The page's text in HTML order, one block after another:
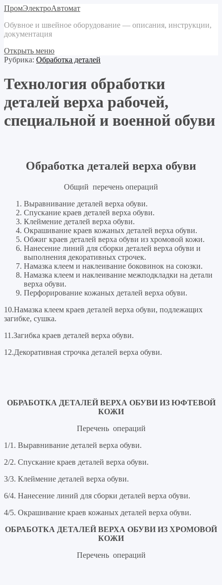
ПромЭлектроАвтомат
Обувное и швейное оборудование — описания, инструкции,
документация
Открыть меню
Рубрика: Обработка деталей
Технология обработки
деталей верха рабочей,
специальной и военной обуви
Обработка деталей верха обуви
Общий перечень операций
Выравнивание деталей верха обуви.
Спускание краев деталей верха обуви.
Клеймение деталей верха обуви.
Окрашивание краев кожаных деталей верха обуви.
Обжиг краев деталей верха обуви из хромовой кожи.
Нанесение линий для сборки деталей верха обуви и
выполнения декоративных строчек.
Намазка клеем и наклеивание боковинок на союзки.
Намазка клеем и наклеивание межподкладки на детали
верха обуви.
Перфорирование кожаных деталей верха обуви.
10.Намазка клеем краев деталей верха обуви, подлежащих
загибке, сушка.
11.Загибка краев деталей верха обуви.
12.Декоративная строчка деталей верха обуви.
ОБРАБОТКА ДЕТАЛЕЙ ВЕРХА ОБУВИ ИЗ ЮФТЕВОЙ
КОЖИ
Перечень операций
1/1. Выравнивание деталей верха обуви.
2/2. Спускание краев деталей верха обуви.
3/3. Клеймение деталей верха обуви.
6/4. Нанесение линий для сборки деталей верха обуви.
4/5. Окрашивание краев кожаных деталей верха обуви.
ОБРАБОТКА ДЕТАЛЕЙ ВЕРХА ОБУВИ ИЗ ХРОМОВОЙ
КОЖИ
Перечень операций